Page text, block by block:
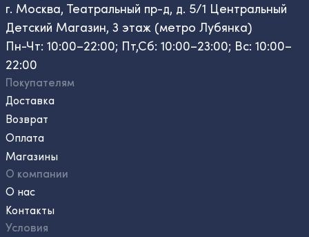
г. Москва, Театральный пр-д, д. 5/1 Центральный
Детский Магазин, 3 этаж (метро Лубянка)
Пн-Чт: 10:00–22:00; Пт,Сб: 10:00–23:00; Вс: 10:00–
22:00
Покупателям
Доставка
Возврат
Оплата
Магазины
О компании
О нас
Контакты
Условия